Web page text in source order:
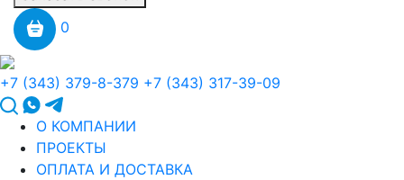
0
+7 (343) 379-8-379 +7 (343) 317-39-09
О КОМПАНИИ
ПРОЕКТЫ
ОПЛАТА И ДОСТАВКА